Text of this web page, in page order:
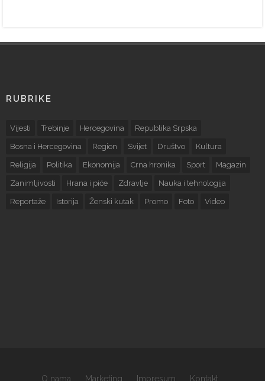
RUBRIKE
Vijesti Trebinje Hercegovina Republika Srpska
Bosna i Hercegovina Region Svijet Društvo Kultura
Religija Politika Ekonomija Crna hronika Sport Magazin
Zanimljivosti Hrana i piće Zdravlje Nauka i tehnologija
Reportaže Istorija Ženski kutak Promo Foto Video
O nama Marketing Impresum Kontakt